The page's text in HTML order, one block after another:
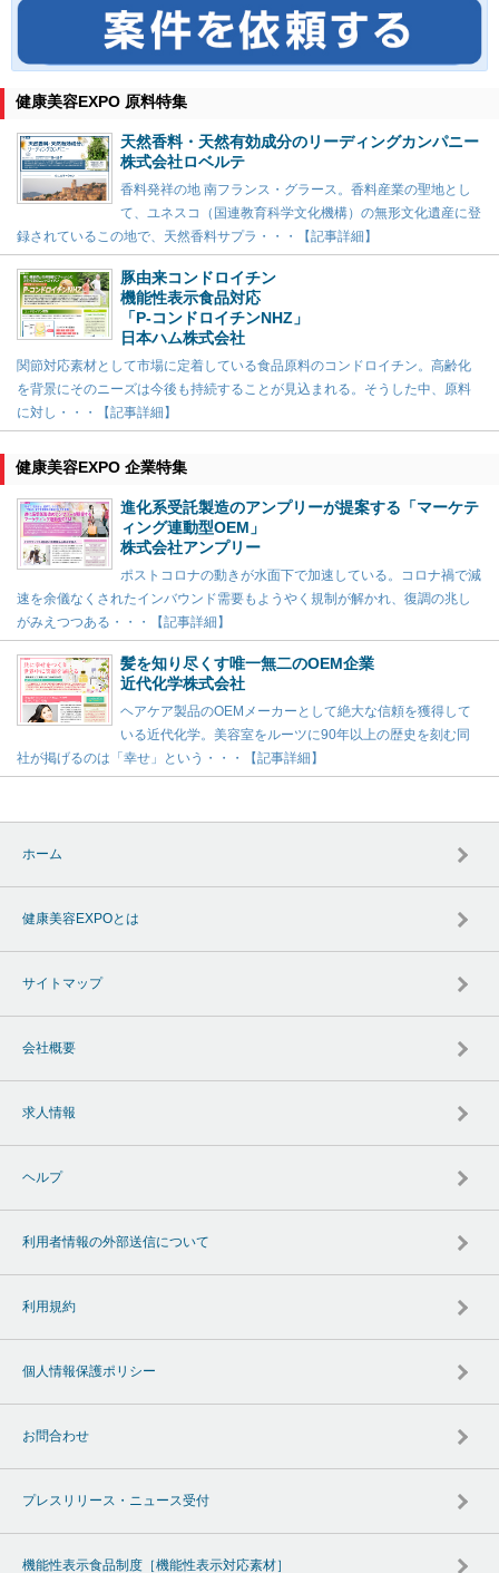
健康美容EXPO 原料特集
天然香料・天然有効成分のリーディングカンパニー
株式会社ロベルテ
香料発祥の地 南フランス・グラース。香料産業の聖地とし
て、ユネスコ（国連教育科学文化機構）の無形文化遺産に登
録されているこの地で、天然香料サプラ・・・【記事詳細】
豚由来コンドロイチン
機能性表示食品対応
「P-コンドロイチンNHZ」
日本ハム株式会社
関節対応素材として市場に定着している食品原料のコンドロイチン。高齢化
を背景にそのニーズは今後も持続することが見込まれる。そうした中、原料
に対し・・・【記事詳細】
健康美容EXPO 企業特集
進化系受託製造のアンプリーが提案する「マーケテ
ィング連動型OEM」
株式会社アンプリー
ポストコロナの動きが水面下で加速している。コロナ禍で減
速を余儀なくされたインバウンド需要もようやく規制が解かれ、復調の兆し
がみえつつある・・・【記事詳細】
髪を知り尽くす唯一無二のOEM企業
近代化学株式会社
ヘアケア製品のOEMメーカーとして絶大な信頼を獲得して
いる近代化学。美容室をルーツに90年以上の歴史を刻む同
社が掲げるのは「幸せ」という・・・【記事詳細】
ホーム
健康美容EXPOとは
サイトマップ
会社概要
求人情報
ヘルプ
利用者情報の外部送信について
利用規約
個人情報保護ポリシー
お問合わせ
プレスリリース・ニュース受付
機能性表示食品制度［機能性表示対応素材］